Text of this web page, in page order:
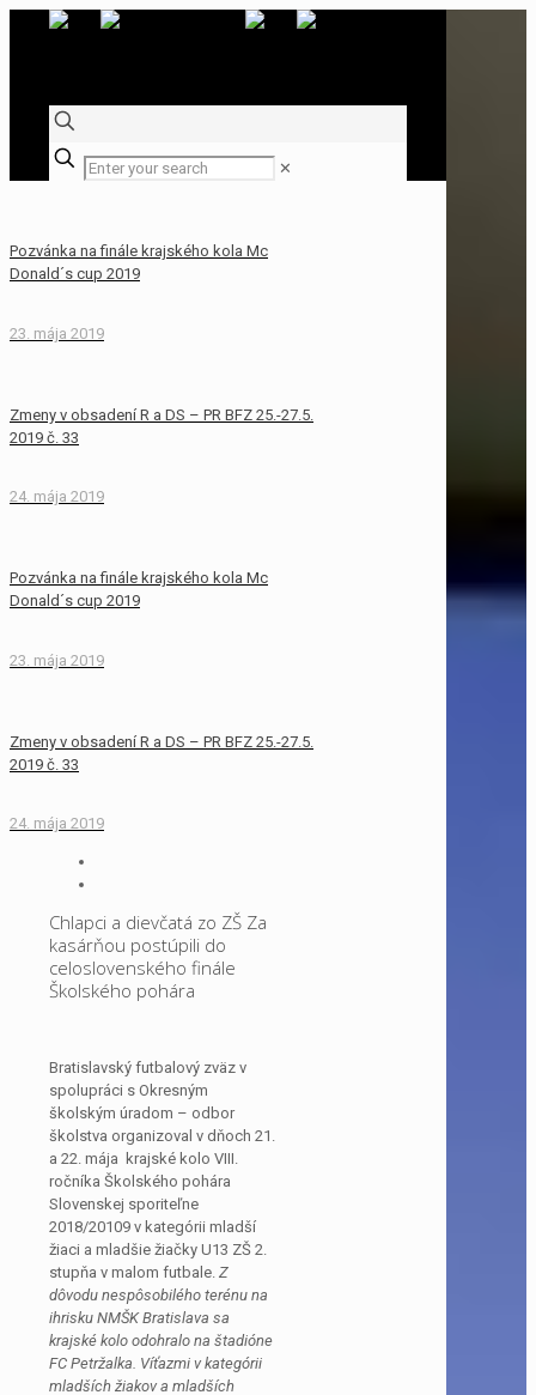
✕
Pozvánka na finále krajského kola Mc
Donald´s cup 2019
23. mája 2019
Zmeny v obsadení R a DS – PR BFZ 25.-27.5.
2019 č. 33
24. mája 2019
Pozvánka na finále krajského kola Mc
Donald´s cup 2019
23. mája 2019
Zmeny v obsadení R a DS – PR BFZ 25.-27.5.
2019 č. 33
24. mája 2019
Chlapci a dievčatá zo ZŠ Za
kasárňou postúpili do
celoslovenského finále
Školského pohára
Bratislavský futbalový zväz v
spolupráci s Okresným
školským úradom – odbor
školstva organizoval v dňoch 21.
a 22. mája krajské kolo VIII.
ročníka Školského pohára
Slovenskej sporiteľne
2018/20109 v kategórii mladší
žiaci a mladšie žiačky U13 ZŠ 2.
stupňa v malom futbale. Z
dôvodu nespôsobilého terénu na
ihrisku NMŠK Bratislava sa
krajské kolo odohralo na štadióne
FC Petržalka. Víťazmi v kategórii
mladších žiakov a mladších